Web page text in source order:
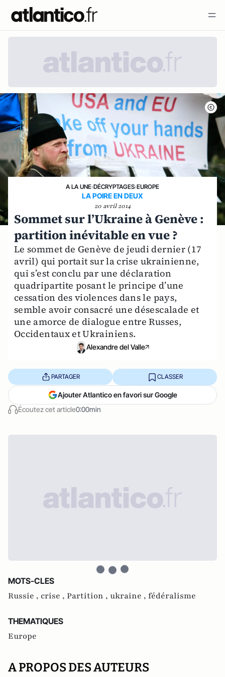
A LA UNE›DÉCRYPTAGES›EUROPE
LA POIRE EN DEUX
20 avril 2014
Sommet sur l’Ukraine à Genève :
partition inévitable en vue ?
Le sommet de Genève de jeudi dernier (17
avril) qui portait sur la crise ukrainienne,
qui s’est conclu par une déclaration
quadripartite posant le principe d’une
cessation des violences dans le pays,
semble avoir consacré une désescalade et
une amorce de dialogue entre Russes,
Occidentaux et Ukrainiens.
Alexandre del Valle
Écoutez cet article0:00min
PARTAGER CLASSER
Ajouter Atlantico en favori sur Google
MOTS-CLES
Russie , crise , Partition , ukraine , fédéralisme
THEMATIQUES
Europe
A PROPOS DES AUTEURS